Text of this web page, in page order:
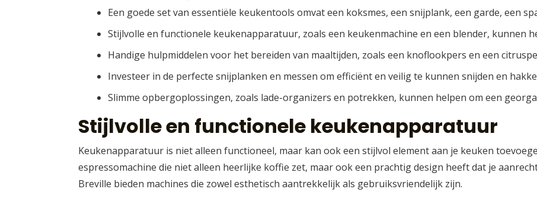
Een goede set van essentiële keukentools omvat een koksmes, een snijplank, een garde, een
Stijlvolle en functionele keukenapparatuur, zoals een keukenmachine en een blender, kunnen
Handige hulpmiddelen voor het bereiden van maaltijden, zoals een knoflookpers en een
Investeer in de perfecte snijplanken en messen om efficiënt en veilig te kunnen snijden en
Slimme opbergoplossingen, zoals lade-organizers en potrekken, kunnen helpen om een
Stijlvolle en functionele keukenapparatuur
Keukenapparatuur is niet alleen functioneel, maar kan ook een stijlvol element aan je keuken
espressomachine die niet alleen heerlijke koffie zet, maar ook een prachtig design heeft dat je
Breville bieden machines die zowel esthetisch aantrekkelijk als gebruiksvriendelijk zijn.